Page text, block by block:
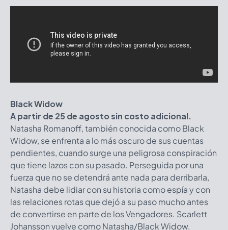
Black Widow
A partir de 25 de agosto sin costo adicional.
Natasha Romanoff, también conocida como Black
Widow, se enfrenta a lo más oscuro de sus cuentas
pendientes, cuando surge una peligrosa conspiración
que tiene lazos con su pasado. Perseguida por una
fuerza que no se detendrá ante nada para derribarla,
Natasha debe lidiar con su historia como espía y con
las relaciones rotas que dejó a su paso mucho antes
de convertirse en parte de los Vengadores. Scarlett
Johansson vuelve como Natasha/Black Widow,